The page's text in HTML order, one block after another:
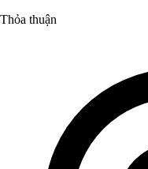
Thỏa thuận